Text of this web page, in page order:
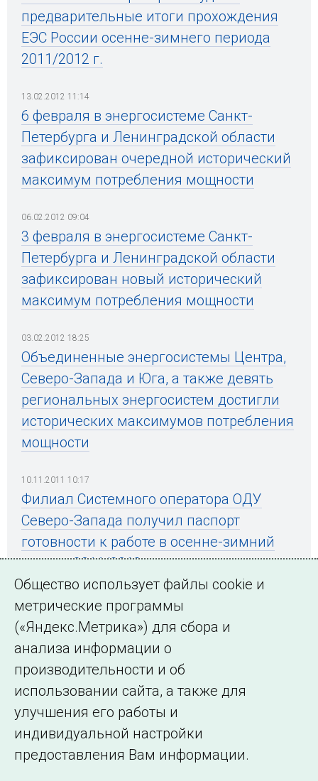
предварительные итоги прохождения
ЕЭС России осенне-зимнего периода
2011/2012 г.
13.02.2012 11:14
6 февраля в энергосистеме Санкт-
Петербурга и Ленинградской области
зафиксирован очередной исторический
максимум потребления мощности
06.02.2012 09:04
3 февраля в энергосистеме Санкт-
Петербурга и Ленинградской области
зафиксирован новый исторический
максимум потребления мощности
03.02.2012 18:25
Объединенные энергосистемы Центра,
Северо-Запада и Юга, а также девять
региональных энергосистем достигли
исторических максимумов потребления
мощности
10.11.2011 10:17
Филиал Системного оператора ОДУ
Северо-Запада получил паспорт
готовности к работе в осенне-зимний
период 2011/2012 года
← Все публикации
Подписаться на новости
©2005–2026 АО «СО ЕЭС»
Филиалы и
представительства
Общество использует файлы cookie и
метрические программы
(«Яндекс.Метрика») для сбора и
анализа информации о
производительности и об
использовании сайта, а также для
улучшения его работы и
индивидуальной настройки
предоставления Вам информации.